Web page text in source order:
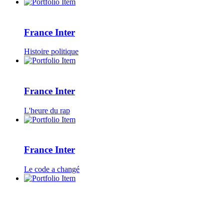
France Inter
Histoire politique
France Inter
L'heure du rap
France Inter
Le code a changé